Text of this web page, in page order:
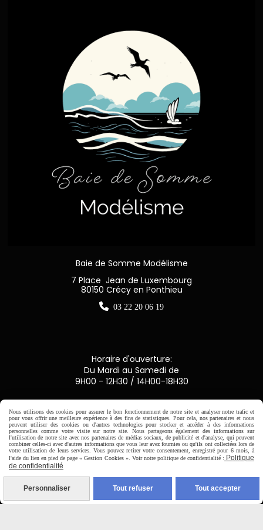
Baie de Somme Modélisme
7 Place Jean de Luxembourg
80150 Crécy en Ponthieu
 03 22 20 06 19
Horaire d'ouverture:
Du Mardi au Samedi de
9H00 - 12H30 / 14H00-18H30

Paiement sécurisé
CB Crédit Agricole
Nous utilisons des cookies pour assurer le bon fonctionnement de notre site et analyser notre trafic et
pour vous offrir une meilleure expérience à des fins de statistiques. Pour cela, nos partenaires et nous
peuvent utiliser des cookies ou d'autres technologies pour stocker et accéder à des informations
personnelles comme votre visite sur notre site. Nous partageons également des informations sur
l'utilisation de notre site avec nos partenaires de médias sociaux, de publicité et d'analyse, qui peuvent
combiner celles-ci avec d'autres informations que vous leur avez fournies ou qu'ils ont collectées lors de
votre utilisation de leurs services. Vous pouvez retirer votre consentement, enregistré pour 6 mois, à
l'aide du lien en pied de page « Gestion Cookies ». Voir notre politique de confidentialité : Politique
de confidentialité
Personnaliser Tout refuser Tout accepter